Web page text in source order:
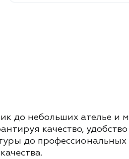
до небольших ателье и
качество,
до